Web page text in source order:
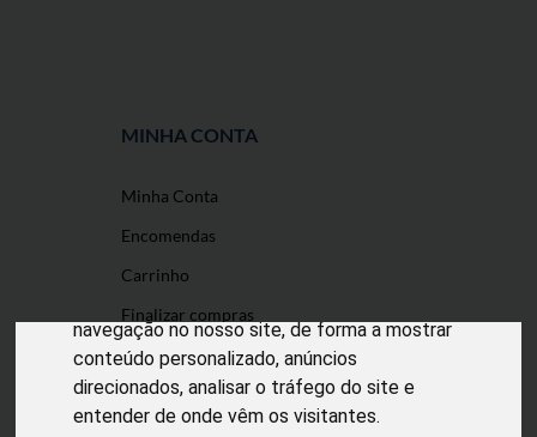
Utilizamos cookies e outras tecnologias de
navegação no nosso site, de forma a mostrar
conteúdo personalizado, anúncios
direcionados, analisar o tráfego do site e
entender de onde vêm os visitantes.
MINHA CONTA
Minha Conta
Encomendas
Carrinho
Finalizar compras
Desenvolvido porPuxe Negócios